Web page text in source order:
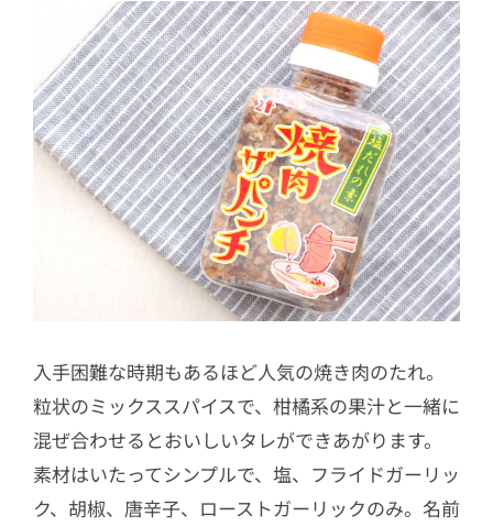
入手困難な時期もあるほど人気の焼き肉のたれ。
粒状のミックススパイスで、柑橘系の果汁と一緒に
混ぜ合わせるとおいしいタレができあがります。
素材はいたってシンプルで、塩、フライドガーリッ
ク、胡椒、唐辛子、ローストガーリックのみ。名前